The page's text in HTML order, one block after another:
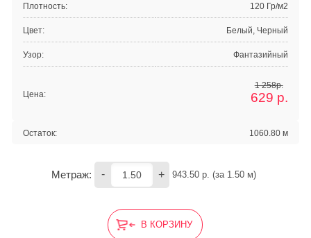
Плотность: 120 Гр/м2
Цвет: Белый, Черный
Узор: Фантазийный
Цена:
1 258р.
629 р.
Остаток: 1060.80 м
Метраж: - + 943.50 р. (за 1.50 м)
В КОРЗИНУ